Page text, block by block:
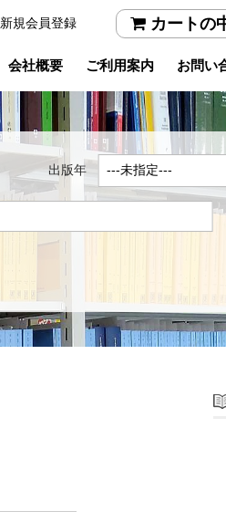
新規会員登録 カートの
会社概要 ご利用案内 お問い
出版年